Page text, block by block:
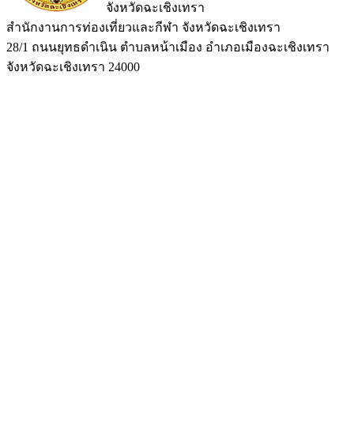
จังหวัดฉะเชิงเทรา
สำนักงานการท่องเที่ยวและกีฬา จังหวัดฉะเชิงเทรา
28/1 ถนนยุทธดำเนิน ตำบลหน้าเมือง อำเภอเมืองฉะเชิงเทรา
จังหวัดฉะเชิงเทรา 24000